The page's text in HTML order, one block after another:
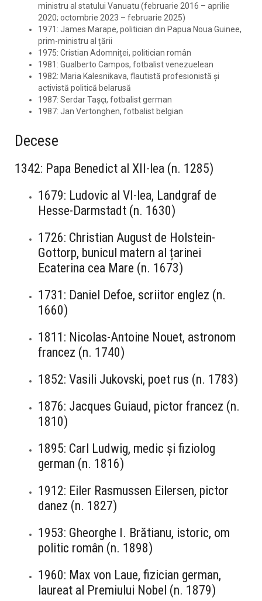
ministru al statului Vanuatu (februarie 2016 – aprilie
2020; octombrie 2023 – februarie 2025)
1971: James Marape, politician din Papua Noua Guinee,
prim-ministru al țării
1975: Cristian Adomniței, politician român
1981: Gualberto Campos, fotbalist venezuelean
1982: Maria Kalesnikava, flautistă profesionistă și
activistă politică belarusă
1987: Serdar Tașçı, fotbalist german
1987: Jan Vertonghen, fotbalist belgian
Decese
1342: Papa Benedict al XII-lea (n. 1285)
1679: Ludovic al VI-lea, Landgraf de
Hesse-Darmstadt (n. 1630)
1726: Christian August de Holstein-
Gottorp, bunicul matern al țarinei
Ecaterina cea Mare (n. 1673)
1731: Daniel Defoe, scriitor englez (n.
1660)
1811: Nicolas-Antoine Nouet, astronom
francez (n. 1740)
1852: Vasili Jukovski, poet rus (n. 1783)
1876: Jacques Guiaud, pictor francez (n.
1810)
1895: Carl Ludwig, medic și fiziolog
german (n. 1816)
1912: Eiler Rasmussen Eilersen, pictor
danez (n. 1827)
1953: Gheorghe I. Brătianu, istoric, om
politic român (n. 1898)
1960: Max von Laue, fizician german,
laureat al Premiului Nobel (n. 1879)